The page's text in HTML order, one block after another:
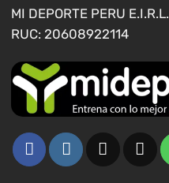
MI DEPORTE PERU E.I.R.L.
RUC: 20608922114